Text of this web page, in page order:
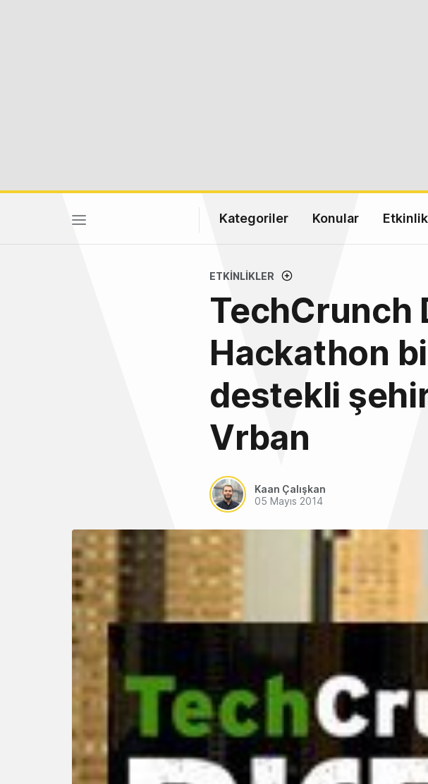
Kategoriler Konular
ETKINLIKLER
TechCrunch
Hackathon
destekli
Vrban
Kaan Çalışkan
05 Mayıs 2014